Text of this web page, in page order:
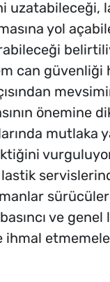
uzatabileceği,
yol
can güvenliği
önemine
mutlaka
ve genel